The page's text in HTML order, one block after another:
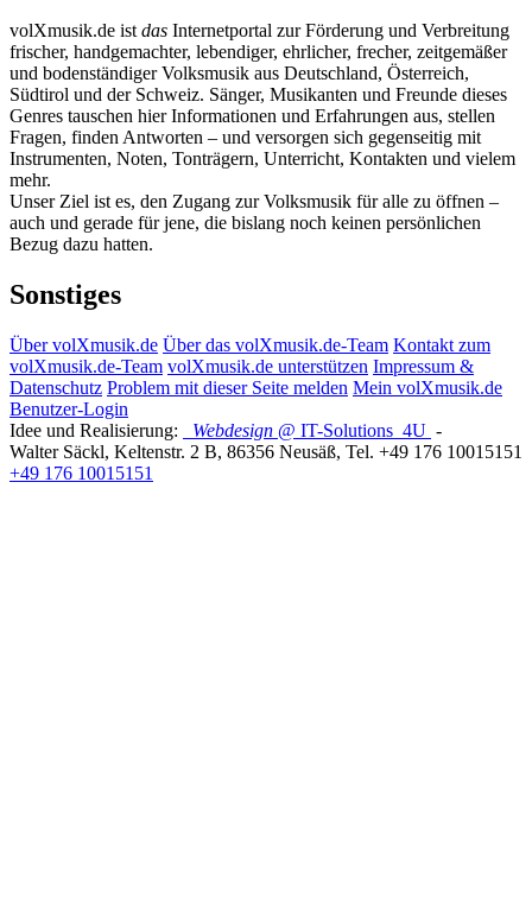
volXmusik.de ist das Internetportal zur Förderung und Verbreitung
frischer, handgemachter, lebendiger, ehrlicher, frecher, zeitgemäßer
und bodenständiger Volksmusik aus Deutschland, Österreich,
Südtirol und der Schweiz. Sänger, Musikanten und Freunde dieses
Genres tauschen hier Informationen und Erfahrungen aus, stellen
Fragen, finden Antworten – und versorgen sich gegenseitig mit
Instrumenten, Noten, Tonträgern, Unterricht, Kontakten und vielem
mehr.
Unser Ziel ist es, den Zugang zur Volksmusik für alle zu öffnen –
auch und gerade für jene, die bislang noch keinen persönlichen
Bezug dazu hatten.
Sonstiges
Über volXmusik.de Über das volXmusik.de-Team Kontakt zum
volXmusik.de-Team volXmusik.de unterstützen Impressum &
Datenschutz Problem mit dieser Seite melden Mein volXmusik.de
Benutzer-Login
Idee und Realisierung:
Webdesign @ IT-Solutions 4U -
Walter Säckl, Keltenstr. 2 B, 86356 Neusäß, Tel. +49 176 10015151
+49 176 10015151